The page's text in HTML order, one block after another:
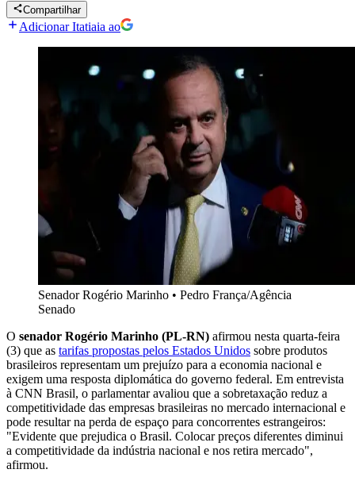
Compartilhar
Adicionar Itatiaia ao
Senador Rogério Marinho • Pedro França/Agência
Senado
O senador Rogério Marinho (PL-RN) afirmou nesta quarta-feira
(3) que as tarifas propostas pelos Estados Unidos sobre produtos
brasileiros representam um prejuízo para a economia nacional e
exigem uma resposta diplomática do governo federal. Em entrevista
à CNN Brasil, o parlamentar avaliou que a sobretaxação reduz a
competitividade das empresas brasileiras no mercado internacional e
pode resultar na perda de espaço para concorrentes estrangeiros:
"Evidente que prejudica o Brasil. Colocar preços diferentes diminui
a competitividade da indústria nacional e nos retira mercado",
afirmou.